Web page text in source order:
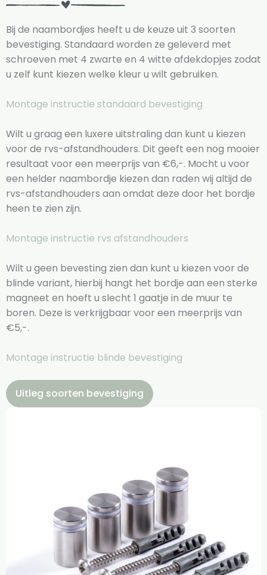
Bij de naambordjes heeft u de keuze uit 3 soorten
bevestiging. Standaard worden ze geleverd met
schroeven met 4 zwarte en 4 witte afdekdopjes zodat
u zelf kunt kiezen welke kleur u wilt gebruiken.
Montage instructie standaard bevestiging
Wilt u graag een luxere uitstraling dan kunt u kiezen
voor de rvs-afstandhouders. Dit geeft een nog mooier
resultaat voor een meerprijs van €6,-. Mocht u voor
een helder naambordje kiezen dan raden wij altijd de
rvs-afstandhouders aan omdat deze door het bordje
heen te zien zijn.
Montage instructie rvs afstandhouders
Wilt u geen bevesting zien dan kunt u kiezen voor de
blinde variant, hierbij hangt het bordje aan een sterke
magneet en hoeft u slecht 1 gaatje in de muur te
boren. Deze is verkrijgbaar voor een meerprijs van
€5,-.
Montage instructie blinde bevestiging
Uitleg soorten bevestiging